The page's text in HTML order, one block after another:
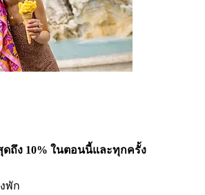
ถึง 10% ในตอนนี้และทุกครั้ง
พัก